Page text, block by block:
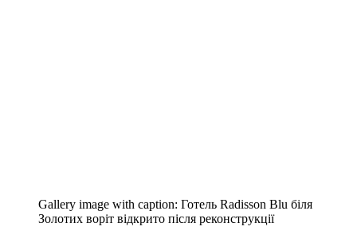
Gallery image with caption: Готель Radisson Blu біля
Золотих воріт відкрито після реконструкції